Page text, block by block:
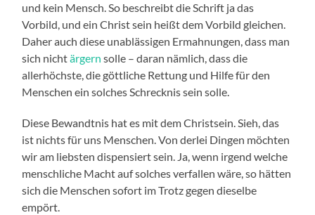
und kein Mensch. So beschreibt die Schrift ja das
Vorbild, und ein Christ sein heißt dem Vorbild gleichen.
Daher auch diese unablässigen Ermahnungen, dass man
sich nichtärgern solle – daran nämlich, dass die
allerhöchste, die göttliche Rettung und Hilfe für den
Menschen ein solches Schrecknis sein solle.
Diese Bewandtnis hat es mit dem Christsein. Sieh, das
ist nichts für uns Menschen. Von derlei Dingen möchten
wir am liebsten dispensiert sein. Ja, wenn irgend welche
menschliche Macht auf solches verfallen wäre, so hätten
sich die Menschen sofort im Trotz gegen dieselbe
empört.